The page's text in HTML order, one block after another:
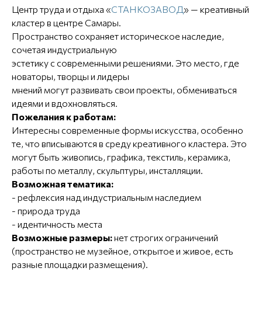
Центр труда и отдыха «СТАНКОЗАВОД» — креативный
кластер в центре Самары.
Пространство сохраняет историческое наследие,
сочетая индустриальную
эстетику с современными решениями. Это место, где
новаторы, творцы и лидеры
мнений могут развивать свои проекты, обмениваться
идеями и вдохновляться.
Пожелания к работам:
Интересны современные формы искусства, особенно
те, что вписываются в среду креативного кластера. Это
могут быть живопись, графика, текстиль, керамика,
работы по металлу, скульптуры, инсталляции.
Возможная тематика:
- рефлексия над индустриальным наследием
- природа труда
- идентичность места
Возможные размеры:нет строгих ограничений
(пространство не музейное, открытое и живое, есть
разные площадки размещения).